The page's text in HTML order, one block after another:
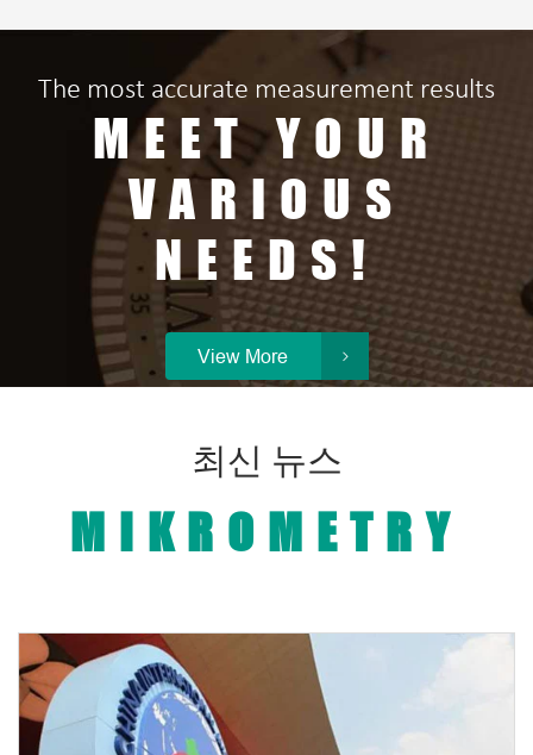
The most accurate measurement results
MEET YOUR
VARIOUS
NEEDS!
View More 
최신 뉴스
MIKROMETRY